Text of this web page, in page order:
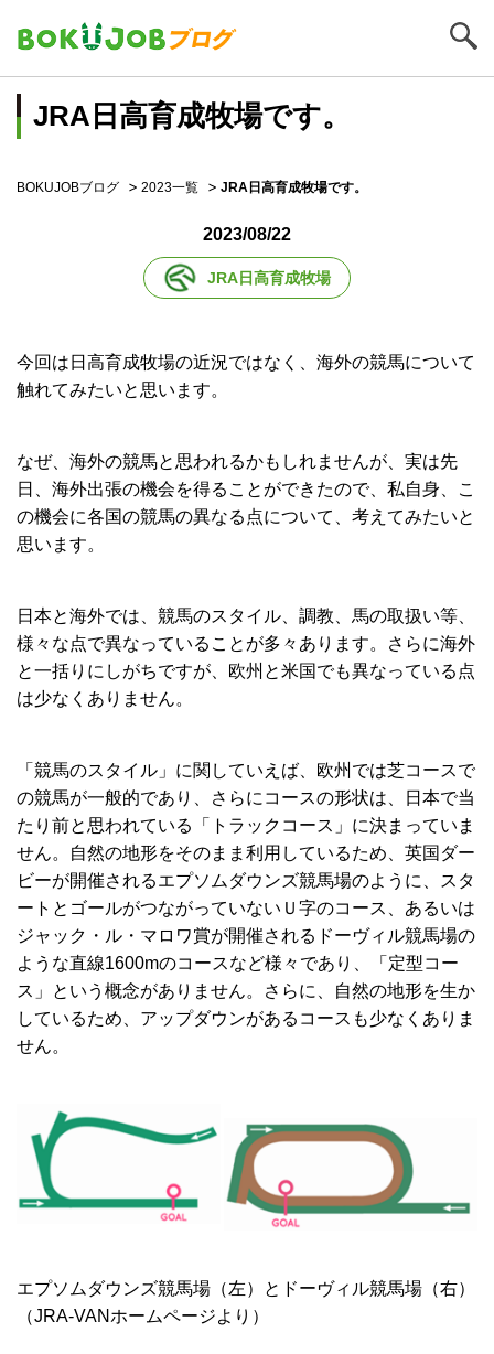
JRA日高育成牧場です。
BOKUJOBブログ 2023一覧 JRA日高育成牧場です。
2023/08/22
JRA日高育成牧場
今回は日高育成牧場の近況ではなく、海外の競馬について
触れてみたいと思います。
なぜ、海外の競馬と思われるかもしれませんが、実は先
日、海外出張の機会を得ることができたので、私自身、こ
の機会に各国の競馬の異なる点について、考えてみたいと
思います。
日本と海外では、競馬のスタイル、調教、馬の取扱い等、
様々な点で異なっていることが多々あります。さらに海外
と一括りにしがちですが、欧州と米国でも異なっている点
は少なくありません。
「競馬のスタイル」に関していえば、欧州では芝コースで
の競馬が一般的であり、さらにコースの形状は、日本で当
たり前と思われている「トラックコース」に決まっていま
せん。自然の地形をそのまま利用しているため、英国ダー
ビーが開催されるエプソムダウンズ競馬場のように、スタ
ートとゴールがつながっていないＵ字のコース、あるいは
ジャック・ル・マロワ賞が開催されるドーヴィル競馬場の
ような直線1600mのコースなど様々であり、「定型コー
ス」という概念がありません。さらに、自然の地形を生か
しているため、アップダウンがあるコースも少なくありま
せん。
エプソムダウンズ競馬場（左）とドーヴィル競馬場（右）
（JRA-VAN ホームページより）